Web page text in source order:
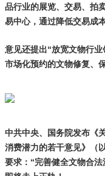
品行业的展览、交易、拍
易中心，通过降低交易成
意见还提出“放宽文物行
市场化预约的文物修复、
中共中央、国务院发布《
消费潜力的若干意见》（
要求：“完善健全文物合